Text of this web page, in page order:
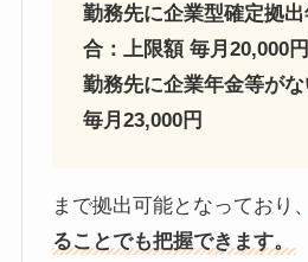
勤務先に企業型確定拠
合：上限額 毎月20,000円
勤務先に企業年金等が
毎月23,000円
まで拠出可能となっており、
ることでも把握できます。